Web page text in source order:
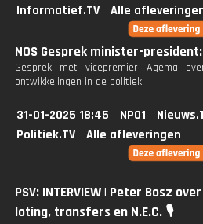
Informatief.TV
Alle
NOS Gesprek minister-
Gesprek met vicepremier Agema
ontwikkelingen in de politiek.
31-01-2025 18:45 NPO1
Politiek.TV
Alle afleveringen
PSV: INTERVIEW | Peter Bosz
loting, transfers en N.E.C. 🎙️